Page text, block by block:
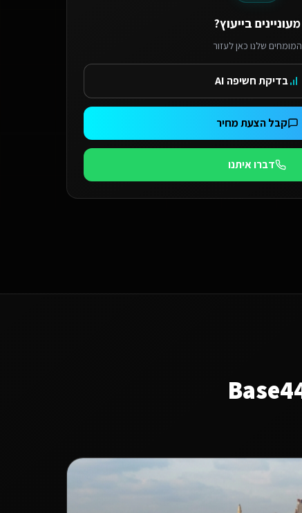
מעוניינים בייעוץ?
המומחים שלנו כאן לעזור
בדיקת חשיפה AI
קבל הצעת מחיר
דברו איתנו